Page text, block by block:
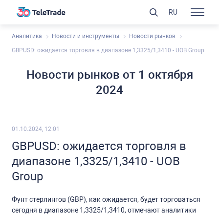
Аналитика Новости и инструменты Новости рынков
GBPUSD: ожидается торговля в диапазоне 1,3325/1,3410 - UOB Group
Новости рынков от 1 октября
2024
01.10.2024, 12:01
GBPUSD: ожидается торговля в
диапазоне 1,3325/1,3410 - UOB
Group
Фунт стерлингов (GBP), как ожидается, будет торговаться
сегодня в диапазоне 1,3325/1,3410, отмечают аналитики
RU